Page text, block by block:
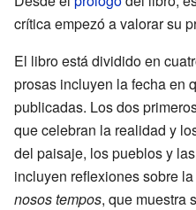
crítica empezó a valorar su
El libro está dividido en
prosas incluyen la fecha en
publicadas. Los dos
que celebran la realidad y
del paisaje, los pueblos y
incluyen reflexiones sobre
nosos tempos, que muestra